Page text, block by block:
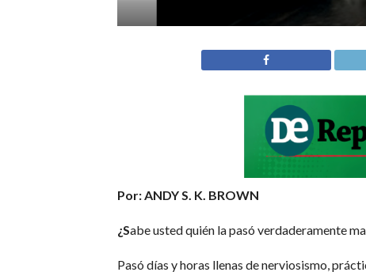
Por: ANDY S. K. BROWN
¿Sabe usted quién la pasó verdaderamente
Pasó días y horas llenas de nerviosismo,